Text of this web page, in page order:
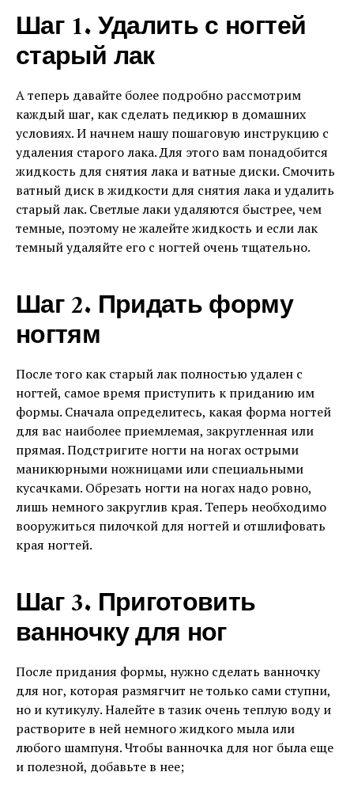
Шаг 1. Удалить с ногтей
старый лак
А теперь давайте более подробно рассмотрим
каждый шаг, как сделать педикюр в домашних
условиях. И начнем нашу пошаговую инструкцию с
удаления старого лака. Для этого вам понадобится
жидкость для снятия лака и ватные диски. Смочить
ватный диск в жидкости для снятия лака и удалить
старый лак. Светлые лаки удаляются быстрее, чем
темные, поэтому не жалейте жидкость и если лак
темный удаляйте его с ногтей очень тщательно.
Шаг 2. Придать форму
ногтям
После того как старый лак полностью удален с
ногтей, самое время приступить к приданию им
формы. Сначала определитесь, какая форма ногтей
для вас наиболее приемлемая, закругленная или
прямая. Подстригите ногти на ногах острыми
маникюрными ножницами или специальными
кусачками. Обрезать ногти на ногах надо ровно,
лишь немного закруглив края. Теперь необходимо
вооружиться пилочкой для ногтей и отшлифовать
края ногтей.
Шаг 3. Приготовить
ванночку для ног
После придания формы, нужно сделать ванночку
для ног, которая размягчит не только сами ступни,
но и кутикулу. Налейте в тазик очень теплую воду и
растворите в ней немного жидкого мыла или
любого шампуня. Чтобы ванночка для ног была еще
и полезной, добавьте в нее;